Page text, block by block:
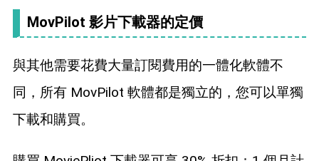
MovPilot 影片下載器的定價
與其他需要花費大量訂閱費用的一體化軟體不
同，所有 MovPilot 軟體都是獨立的，您可以單獨
下載和購買。